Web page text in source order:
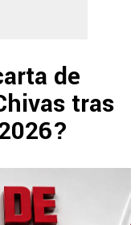
de
tras